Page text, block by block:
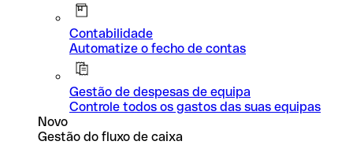
Contabilidade
Automatize o fecho de contas
Gestão de despesas de equipa
Controle todos os gastos das suas equipas
Novo
Gestão do fluxo de caixa